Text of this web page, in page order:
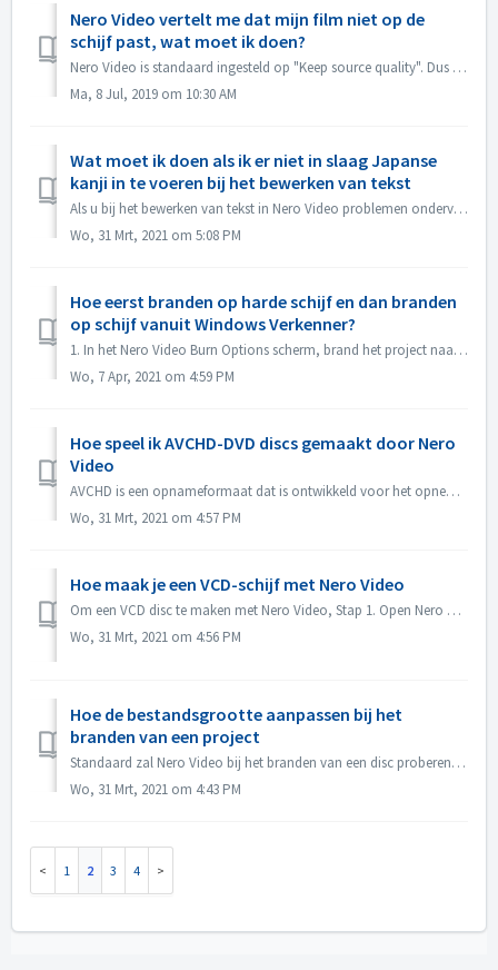
Nero Video vertelt me dat mijn film niet op de
schijf past, wat moet ik doen?
Nero Video is standaard ingesteld op "Keep source quality". Dus uw resulterende DVD, AVCHD, Blu-ray zal de kwaliteit te handhaven en ziet er zo go...
Ma, 8 Jul, 2019 om 10:30 AM
Wat moet ik doen als ik er niet in slaag Japanse
kanji in te voeren bij het bewerken van tekst
Als u bij het bewerken van tekst in Nero Video problemen ondervindt bij het invoeren van Japanse kanji met een bepaalde invoermethode-editor, bijv. ATOK, ra...
Wo, 31 Mrt, 2021 om 5:08 PM
Hoe eerst branden op harde schijf en dan branden
op schijf vanuit Windows Verkenner?
1. In het Nero Video Burn Options scherm, brand het project naar de Hard Disk Folder. 2. Als het branden gelukt is, gebruik dan de windows Burn to disc f...
Wo, 7 Apr, 2021 om 4:59 PM
Hoe speel ik AVCHD-DVD discs gemaakt door Nero
Video
AVCHD is een opnameformaat dat is ontwikkeld voor het opnemen van high-definition video op media zoals opneembare DVD-media, harde schijven en geheugenkaart...
Wo, 31 Mrt, 2021 om 4:57 PM
Hoe maak je een VCD-schijf met Nero Video
Om een VCD disc te maken met Nero Video, Stap 1. Open Nero Video. Stap 2. Sleep een video bestand naar Nero Video Home, Nero Video zal een "Selecteer ...
Wo, 31 Mrt, 2021 om 4:56 PM
Hoe de bestandsgrootte aanpassen bij het
branden van een project
Standaard zal Nero Video bij het branden van een disc proberen de volledige ruimte van een disc te benutten. In sommige gevallen, als je geen grote output n...
Wo, 31 Mrt, 2021 om 4:43 PM
1 2 3 4